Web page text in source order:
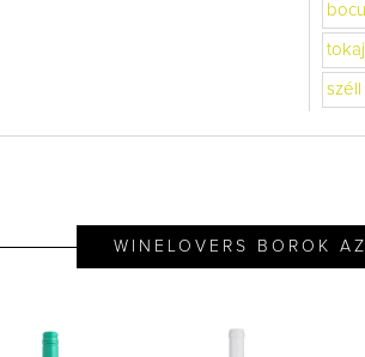
tokaj
széll
WINELOVERS BOROK